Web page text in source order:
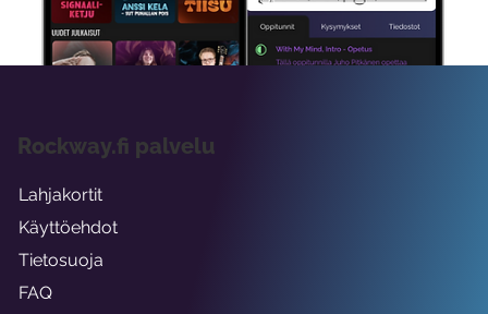
viikon ajaksi.
Rockway.fi palvelu
Lahjakortit
Käyttöehdot
Tietosuoja
FAQ